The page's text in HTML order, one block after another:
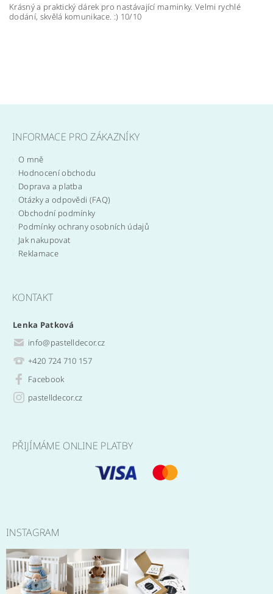
Krásný a praktický dárek pro nastávající maminky. Velmi rychlé
dodání, skvělá komunikace. :) 10/10
INFORMACE PRO ZÁKAZNÍKY
O mně
Hodnocení obchodu
Doprava a platba
Otázky a odpovědi (FAQ)
Obchodní podmínky
Podmínky ochrany osobních údajů
Jak nakupovat
Reklamace
KONTAKT
Lenka Patková
info@pastelldecor.cz
+420 724 710 157
Facebook
pastelldecor.cz
PŘIJÍMÁME ONLINE PLATBY
INSTAGRAM